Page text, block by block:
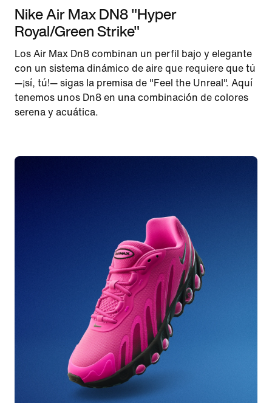
Nike Air Max DN8 "Hyper
Royal/Green Strike"
Los Air Max Dn8 combinan un perfil bajo y elegante
con un sistema dinámico de aire que requiere que tú
—¡sí, tú!— sigas la premisa de "Feel the Unreal". Aquí
tenemos unos Dn8 en una combinación de colores
serena y acuática.